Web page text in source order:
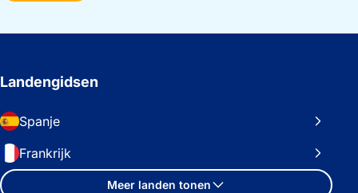
Landengidsen
Spanje
Frankrijk
Meer landen tonen